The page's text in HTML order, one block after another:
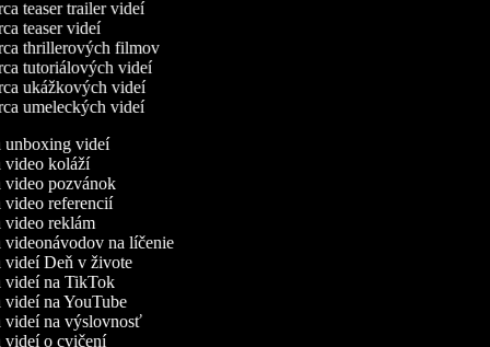
teaser trailer videí
teaser videí
thrillerových filmov
tutoriálových videí
ukážkových videí
umeleckých videí
unboxing videí
video koláží
video pozvánok
video referencií
video reklám
videonávodov na líčenie
videí Deň v živote
videí na TikTok
videí na YouTube
videí na výslovnosť
videí o cvičení